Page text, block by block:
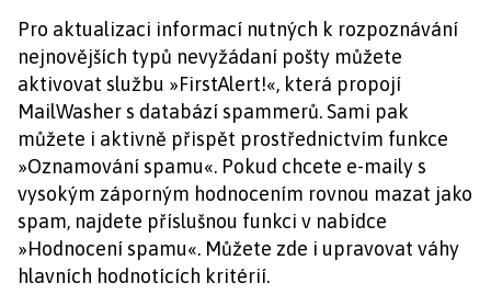
Pro aktualizaci informací nutných k rozpoznávání
nejnovějších typů nevyžádaní pošty můžete
aktivovat službu »FirstAlert!«, která propojí
MailWasher s databází spammerů. Sami pak
můžete i aktivně přispět prostřednictvím funkce
»Oznamování spamu«. Pokud chcete e-maily s
vysokým záporným hodnocením rovnou mazat jako
spam, najdete příslušnou funkci v nabídce
»Hodnocení spamu«. Můžete zde i upravovat váhy
hlavních hodnotících kritérií.